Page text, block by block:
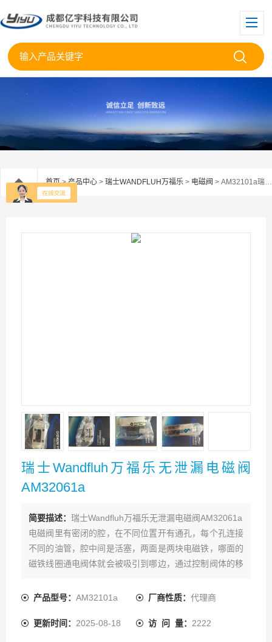
首页>产品中心 > 瑞士WANDFLUH万福乐 > 电磁阀 > AM32101a瑞士Wandfluh万福乐无泄漏电磁阀AM32061a
瑞士Wandfluh万福乐无泄漏电磁阀
AM32061a
简要描述： 瑞士Wandfluh万福乐无泄漏电磁阀AM32061a
电磁阀里有密闭的腔，在不同位置开有通孔，每个孔连接
不同的油管，腔中间是活塞，两面是两块电磁铁，哪面的
磁铁线圈通电阀体就会被吸引到哪边，通过控制阀体的移
油就会进入不同的排油管，然后通过油的压力来推动油缸
产品型号： AM32101a 厂商性质： 代理商
更新时间： 2025-08-18 访 问 量： 2222